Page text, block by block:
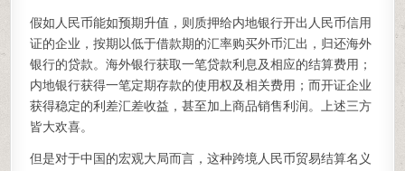
假如人民币能如预期升值，则质押给内地银行开出人民币信用
证的企业，按期以低于借款期的汇率购买外币汇出，归还海外
银行的贷款。海外银行获取一笔贷款利息及相应的结算费用；
内地银行获得一笔定期存款的使用权及相关费用；而开证企业
获得稳定的利差汇差收益，甚至加上商品销售利润。上述三方
皆大欢喜。
但是对于中国的宏观大局而言，这种跨境人民币贸易结算名义